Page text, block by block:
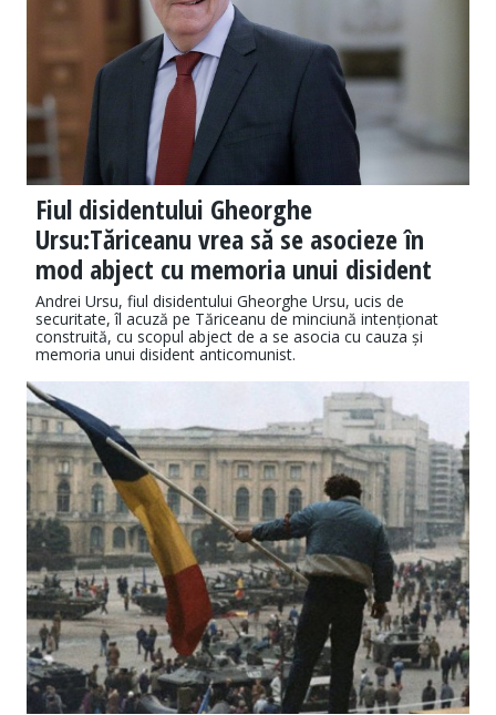
Fiul disidentului Gheorghe
Ursu:Tăriceanu vrea să se asocieze în
mod abject cu memoria unui disident
Andrei Ursu, fiul disidentului Gheorghe Ursu, ucis de
securitate, îl acuză pe Tăriceanu de minciună intenționat
construită, cu scopul abject de a se asocia cu cauza și
memoria unui disident anticomunist.